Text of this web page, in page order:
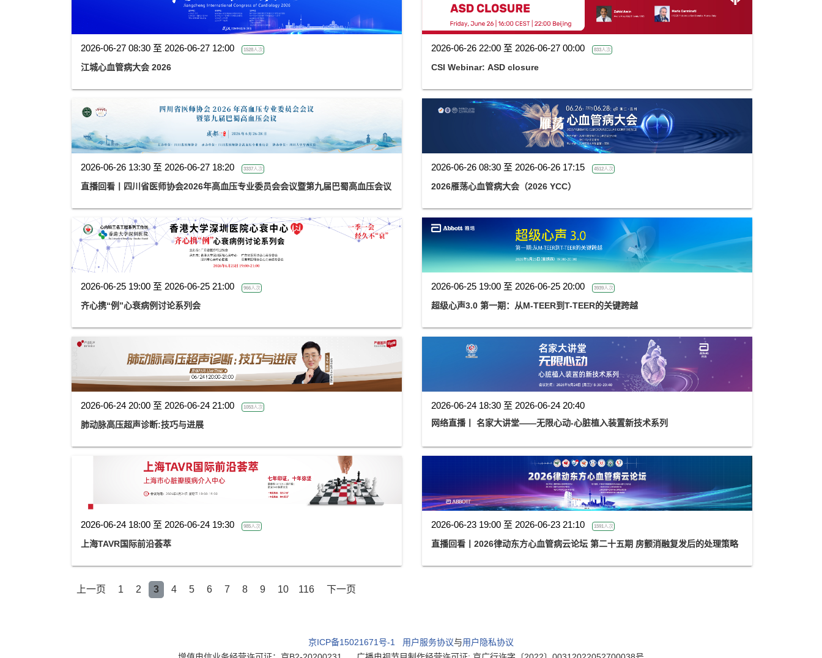
2026-06-27 08:30 至 2026-06-27 12:00 1528人次
江城心血管病大会 2026
2026-06-26 22:00 至 2026-06-27 00:00 833人次
CSI Webinar: ASD closure
2026-06-26 13:30 至 2026-06-27 18:20 3337人次
直播回看丨四川省医师协会2026年高血压专业委员会会议暨第九届巴蜀高血压会议
2026-06-26 08:30 至 2026-06-26 17:15 4512人次
2026雁荡心血管病大会（2026 YCC）
2026-06-25 19:00 至 2026-06-25 21:00 966人次
齐心携“例”心衰病例讨论系列会
2026-06-25 19:00 至 2026-06-25 20:00 3939人次
超级心声3.0 第一期：从M-TEER到T-TEER的关键跨越
2026-06-24 20:00 至 2026-06-24 21:00 1053人次
肺动脉高压超声诊断:技巧与进展
2026-06-24 18:30 至 2026-06-24 20:40
网络直播丨 名家大讲堂——无限心动-心脏植入装置新技术系列
2026-06-24 18:00 至 2026-06-24 19:30 985人次
上海TAVR国际前沿荟萃
2026-06-23 19:00 至 2026-06-23 21:10 1591人次
直播回看丨2026律动东方心血管病云论坛 第二十五期 房颤消融复发后的处理策略
上一页 1 2 3 4 5 6 7 8 9 10 116 下一页
京ICP备15021671号-1 用户服务协议与用户隐私协议